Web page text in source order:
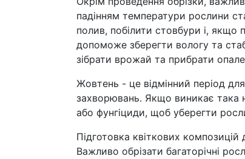
падінням температури рослини
полив, побілити стовбури і, якщо
допоможе зберегти вологу та
зібрати врожай та прибрати
Жовтень - це відмінний період
захворювань. Якщо виникає така
або фунгіциди, щоб уберегти
Підготовка квіткових
Важливо обрізати багаторічні